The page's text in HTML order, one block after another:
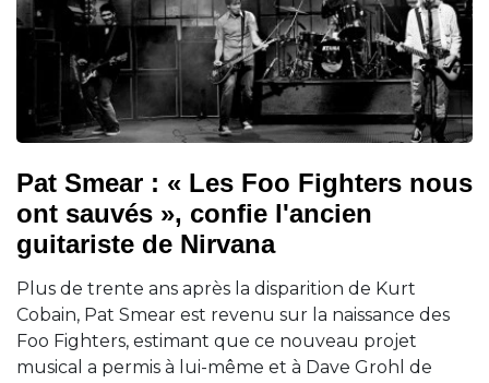
Pat Smear : « Les Foo Fighters nous
ont sauvés », confie l'ancien
guitariste de Nirvana
Plus de trente ans après la disparition de Kurt
Cobain, Pat Smear est revenu sur la naissance des
Foo Fighters, estimant que ce nouveau projet
musical a permis à lui-même et à Dave Grohl de